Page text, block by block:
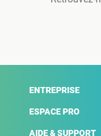
ENTREPRISE
ESPACE PRO
AIDE & SUPPORT